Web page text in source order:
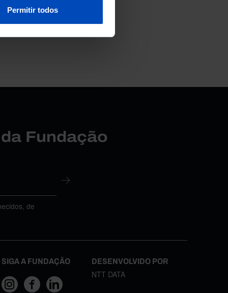
Permitir todos
Fundação
de
SIGA A FUNDAÇÃO DESENVOLVIDO POR
NTT DATA